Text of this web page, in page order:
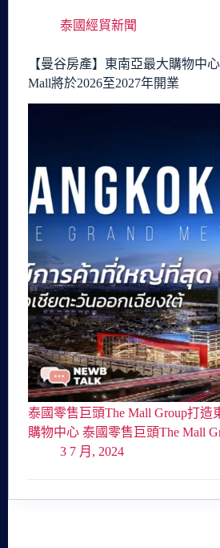
泰國經貿新聞
【曼谷房產】東南亞最大購物中
Mall將於2026至2027年開業
泰國零售巨頭The Mall Group打造
購物中心 泰國零售巨頭The Mall
3 7 月, 2024